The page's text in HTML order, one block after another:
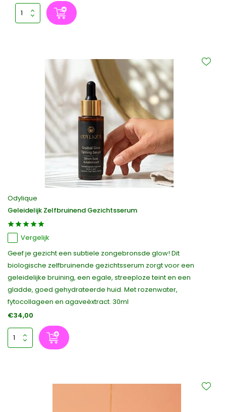
Odylique
Geleidelijk Zelfbruinend Gezichtsserum
Vergelijk
Geef je gezicht een subtiele zongebronsde glow! Dit
biologische zelfbruinende gezichtsserum zorgt voor een
geleidelijke bruining, een egale, streeploze teint en een
gladde, goed gehydrateerde huid. Met rozenwater,
fytocollageen en agaveëxtract. 30ml
€34,00